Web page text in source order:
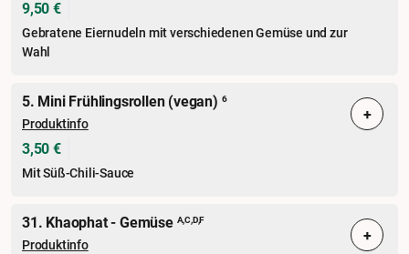
9,50 €
Gebratene Eiernudeln mit verschiedenen Gemüse und zur
Wahl
5. Mini Frühlingsrollen (vegan) 6
Produktinfo
3,50 €
Mit Süß-Chili-Sauce
+
31. Khaophat - Gemüse A,C,D,F
Produktinfo +